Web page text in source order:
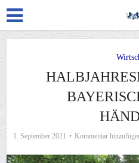
1. September 2021 Kommentar